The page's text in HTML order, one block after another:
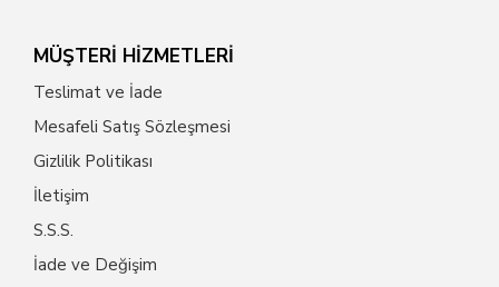
MÜŞTERİ HİZMETLERİ
Teslimat ve İade
Mesafeli Satış Sözleşmesi
Gizlilik Politikası
İletişim
S.S.S.
İade ve Değişim